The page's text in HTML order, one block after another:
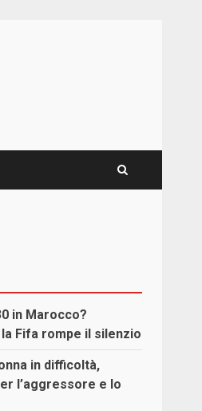
in Marocco?
Fifa rompe il silenzio
in difficoltà,
l’aggressore e lo